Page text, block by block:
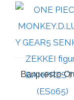
Banpresto